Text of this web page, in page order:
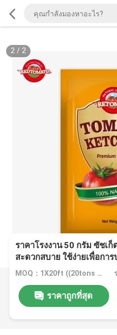
2/ 2
ราคาโรงงาน 50 กรัม ซัชเ
สะดวกสบาย ใช้ง่ายเพื่อกา
MOQ：1X20ft ((20tons ต่อ 20ft)
ราคาถูกที่สุด